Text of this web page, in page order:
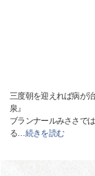
三度朝を迎えれば病が
泉』
ブランナールみささで
る…続きを読む